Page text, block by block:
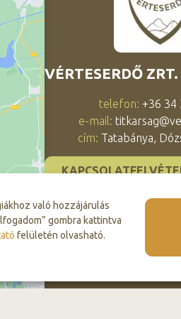
való hozzájárulás
gombra kattintva
felületén olvasható.
VÉRTESERDŐ ZRT.
telefon: +36 34
e-mail:
cím: Tatabánya,